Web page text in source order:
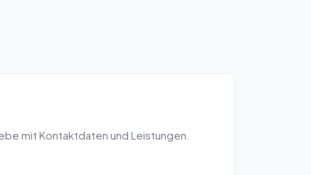
mit Kontaktdaten und Leistungen.